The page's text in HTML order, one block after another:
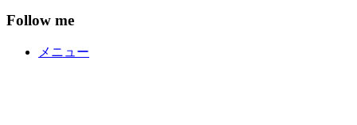
Follow me
メニュー